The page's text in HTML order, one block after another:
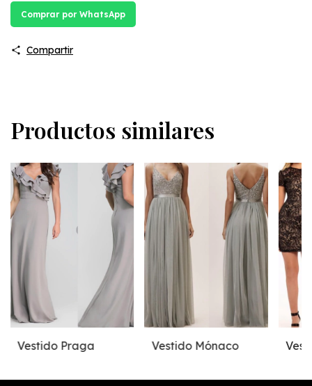
Comprar por WhatsApp
Compartir
Productos similares
Vestido Praga Vestido Mónaco